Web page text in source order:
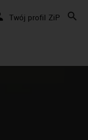
Twój profil ZiP